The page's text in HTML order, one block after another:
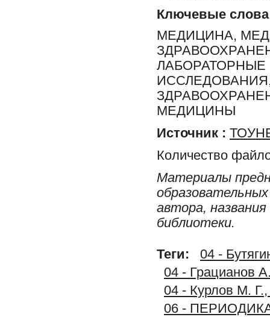
Ключевые слова
МЕДИЦИНА,
МЕДИЦИНЫ
Источник :
Количество
Материалы
автора,
библиотеки.
Теги:
04 -
04 - Грацианов
04 - Курлов М. Г.,
06 -